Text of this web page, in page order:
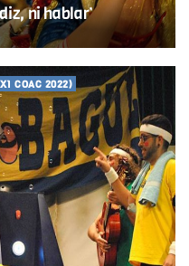
ni hablar’
COAC 2022)